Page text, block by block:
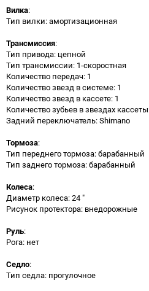
Вилка:
Тип вилки: амортизационная
Трансмиссия:
Тип привода: цепной
Тип трансмиссии: 1-скоростная
Количество передач: 1
Количество звезд в системе: 1
Количество звезд в кассете: 1
Количество зубьев в звездах
Задний переключатель: Shimano
Тормоза:
Тип переднего тормоза: барабанный
Тип заднего тормоза: барабанный
Колеса:
Диаметр колеса: 24 "
Рисунок протектора: внедорожные
Руль:
Рога: нет
Седло:
Тип седла: прогулочное